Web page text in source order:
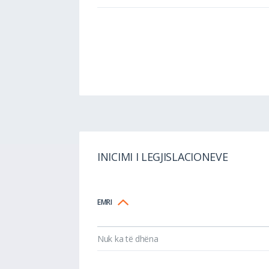
INICIMI I LEGJISLACIONEVE
EMRI
Nuk ka të dhëna